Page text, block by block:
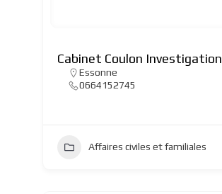
Cabinet Coulon Investigation
Essonne
0664152745
Affaires civiles et familiales